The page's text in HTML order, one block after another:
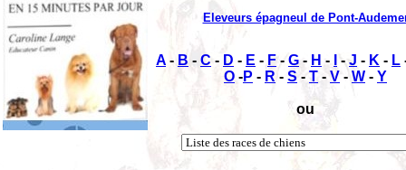
Eleveurs épagneul de Pont-
A - B - C - D - E - F - G - H - - J - K - L
O -P - R - S - T - V - W - Y
ou